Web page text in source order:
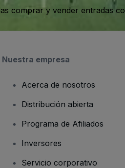
comprar y vender entradas
Nuestra empresa
Acerca de nosotros
Distribución abierta
Programa de Afiliados
Inversores
Servicio corporativo